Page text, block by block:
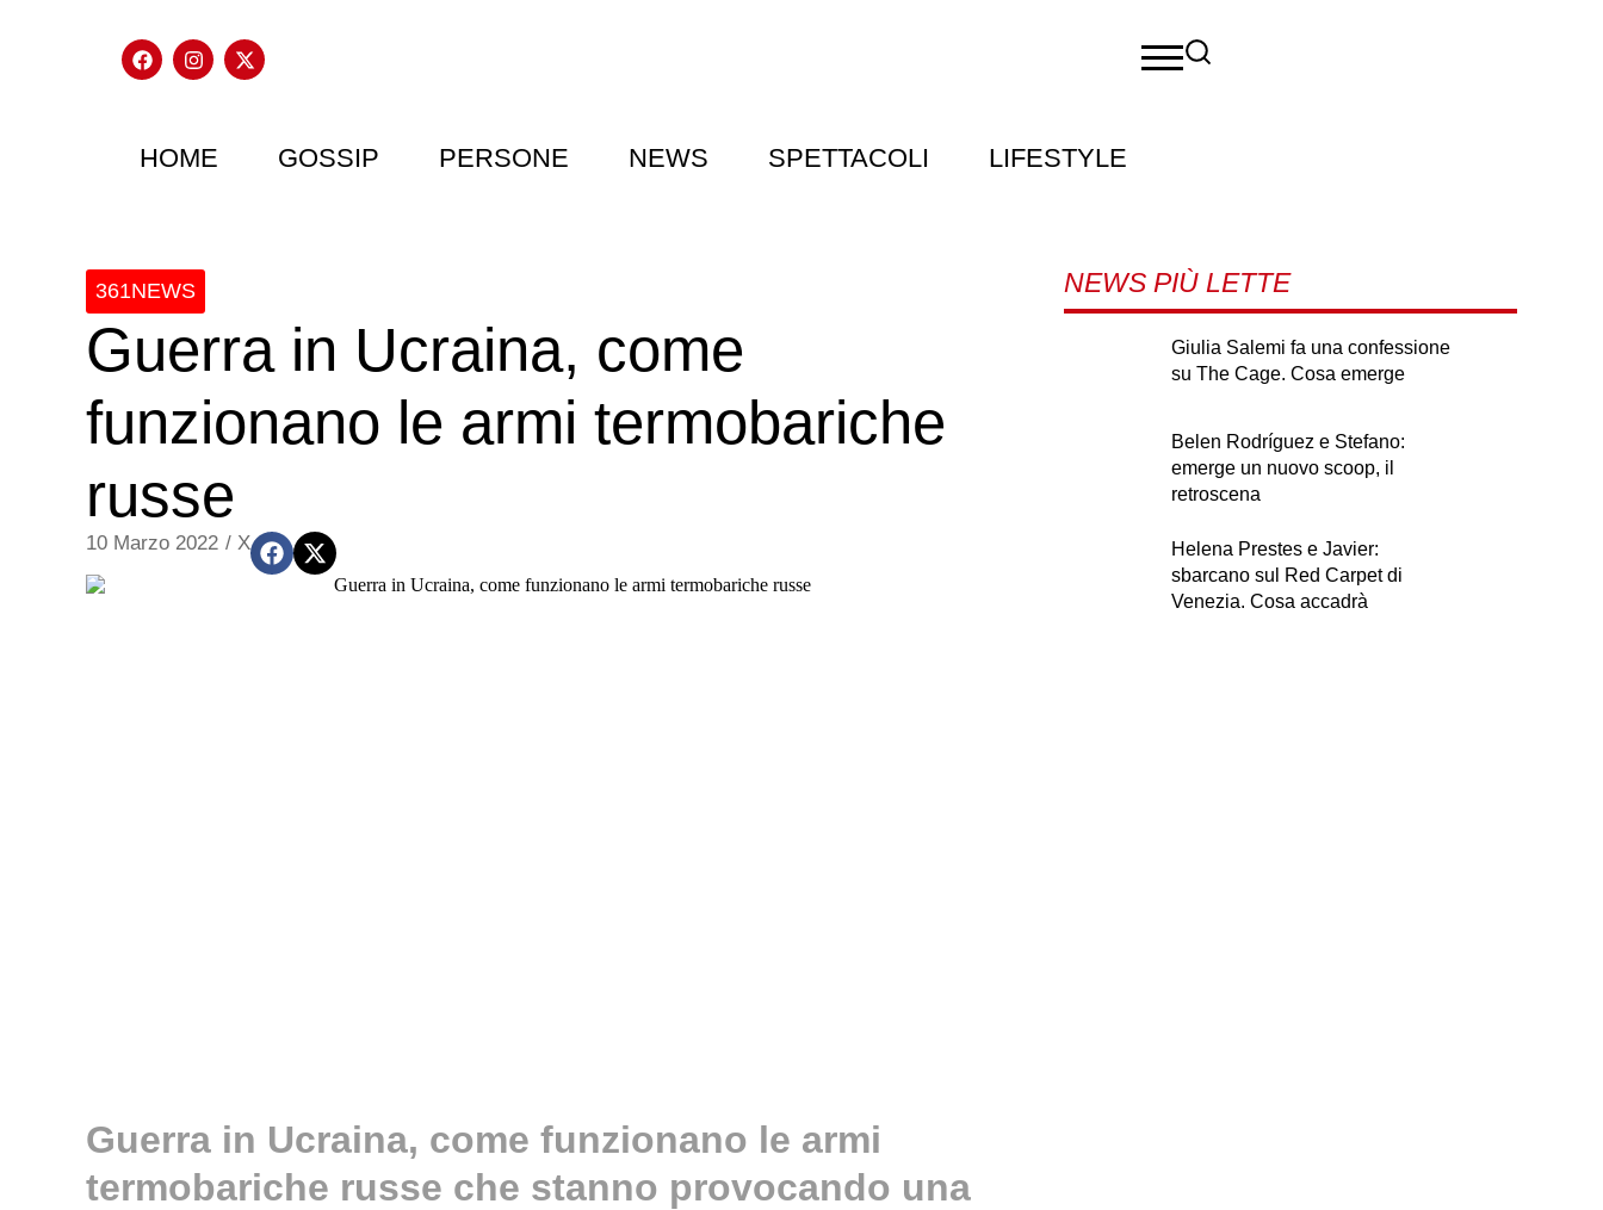
HOME GOSSIP PERSONE NEWS SPETTACOLI LIFESTYLE
361NEWS
Guerra in Ucraina, come
funzionano le armi termobariche
russe
10 Marzo 2022 / X
Guerra in Ucraina, come funzionano le armi
termobariche russe che stanno provocando una
NEWS PIÙ LETTE
Giulia Salemi fa una confessione
su The Cage. Cosa emerge
Belen Rodríguez e Stefano:
emerge un nuovo scoop, il
retroscena
Helena Prestes e Javier:
sbarcano sul Red Carpet di
Venezia. Cosa accadrà